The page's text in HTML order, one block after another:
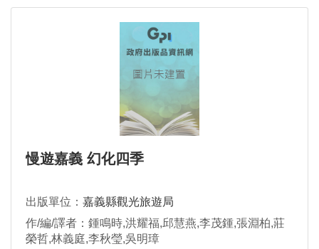
慢遊嘉義 幻化四季
出版單位： 嘉義縣觀光旅遊局
作/編/譯者：鍾鳴時,洪耀福,邱慧燕,李茂鍾,張淵柏,莊
榮哲,林義庭,李秋瑩,吳明璋